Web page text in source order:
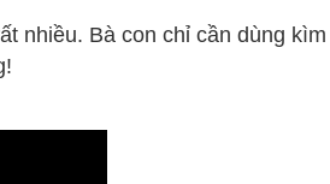
nhiều. Bà con chỉ cần dùng